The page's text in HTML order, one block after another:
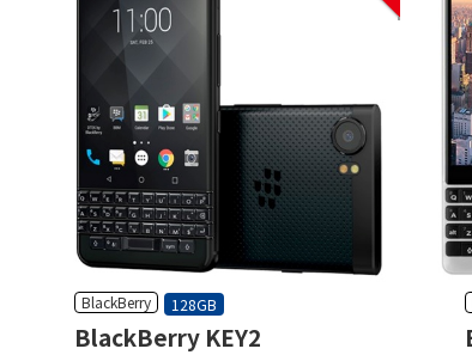
BlackBerry 128GB
BlackBerry KEY2